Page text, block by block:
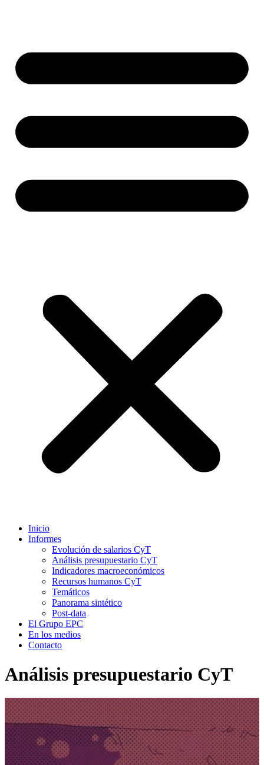
Inicio
Informes
Evolución de salarios CyT
Análisis presupuestario CyT
Indicadores macroeconómicos
Recursos humanos CyT
Temáticos
Panorama sintético
Post-data
El Grupo EPC
En los medios
Contacto
Análisis presupuestario CyT